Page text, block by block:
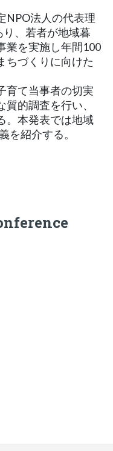
NPO法人の代表理
り、若者が地域暮
業を実施し年間100
ちづくりに向けた
育て当事者の切実
的調査を行い、
。本発表では地域
を紹介する。